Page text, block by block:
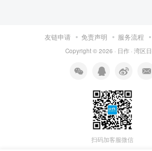
友链申请 免责声明 服务流程
Copyright © 2026 · 日作 · 湾区
扫码加客服微信